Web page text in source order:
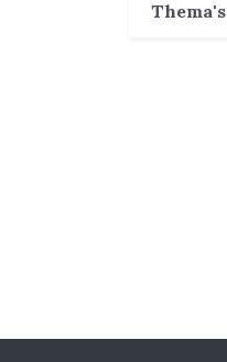
Thema's